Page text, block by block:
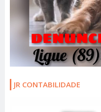
JR CONTABILIDADE